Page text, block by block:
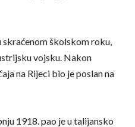
školskom roku,
vojsku. Nakon
na Rijeci bio je poslan na
1918. pao je u talijansko